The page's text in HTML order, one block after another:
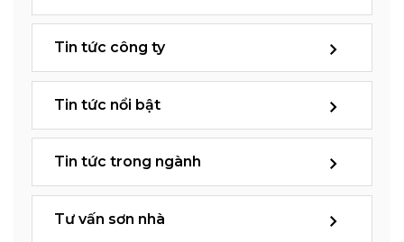
Tin tức công ty
Tin tức nổi bật
Tin tức trong ngành
Tư vấn sơn nhà